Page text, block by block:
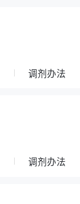
调剂办法
调剂办法